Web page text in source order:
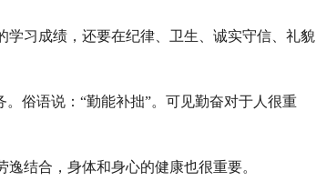
习成绩，还要在纪律、卫生、诚实守信、礼貌
俗语说：“勤能补拙”。可见勤奋对于人很重
结合，身体和身心的健康也很重要。